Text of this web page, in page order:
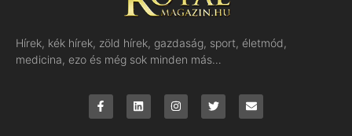
Hírek, kék hírek, zöld hírek, gazdaság, sport, életmód,
medicina, ezo és még sok minden más…